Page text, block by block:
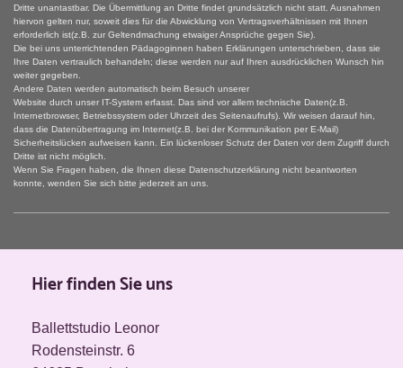
Dritte unantastbar. Die Übermittlung an Dritte findet grundsätzlich nicht statt. Ausnahmen
hiervon gelten nur, soweit dies für die Abwicklung von Vertragsverhältnissen mit Ihnen
erforderlich ist(z.B. zur Geltendmachung etwaiger Ansprüche gegen Sie).
Die bei uns unterrichtenden Pädagoginnen haben Erklärungen unterschrieben, dass sie
Ihre Daten vertraulich behandeln; diese werden nur auf Ihren ausdrücklichen Wunsch hin
weiter gegeben.
Andere Daten werden automatisch beim Besuch unserer
Website durch unser IT-System erfasst. Das sind vor allem technische Daten(z.B.
Internetbrowser, Betriebssystem oder Uhrzeit des Seitenaufrufs). Wir weisen darauf hin,
dass die Datenübertragung im Internet(z.B. bei der Kommunikation per E-Mail)
Sicherheitslücken aufweisen kann. Ein lückenloser Schutz der Daten vor dem Zugriff durch
Dritte ist nicht möglich.
Wenn Sie Fragen haben, die Ihnen diese Datenschutzerklärung nicht beantworten
konnte, wenden Sie sich bitte jederzeit an uns.
Hier finden Sie uns
Ballettstudio Leonor
Rodensteinstr. 6